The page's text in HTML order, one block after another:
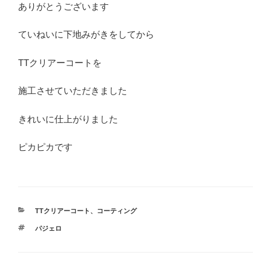
ありがとうございます
ていねいに下地みがきをしてから
TTクリアーコートを
施工させていただきました
きれいに仕上がりました
ピカピカです
カ
ゴ
TTクリアーコート 、 コーティング
タ
パジェロ